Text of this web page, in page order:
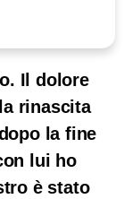
Il dolore
rinascita
la fine
lui ho
è stato